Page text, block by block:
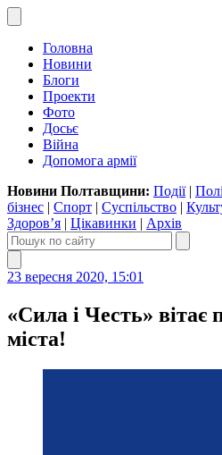
Головна
Новини
Блоги
Проекти
Фото
Досьє
Війна
Допомога армії
Новини Полтавщини: Події|
бізнес | Спорт | Суспільство |
Здоров’я | Цікавинки | Архів
23 вересня 2020, 15:01
«Сила і Честь» вітає
міста!